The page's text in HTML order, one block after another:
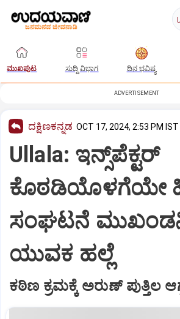
ಮುಖಪುಟ ಸುದ್ದಿ ವಿಭಾಗ ದಿನ ಭವಿಷ್ಯ
ADVERTISEMENT
ದಕ್ಷಿಣಕನ್ನಡ OCT 17, 2024, 2:53 PM IST
Ullala: ಇನ್ಸ್‌ಪೆಕ್ಟರ್
ಕೊಠಡಿಯೊಳಗೆಯೇ
ಸಂಘಟನೆ
ಯುವಕ ಹಲ್ಲೆ
ಕಠಿಣ ಕ್ರಮಕ್ಕೆ ಅರುಣ್ ಪುತ್ತಿಲ